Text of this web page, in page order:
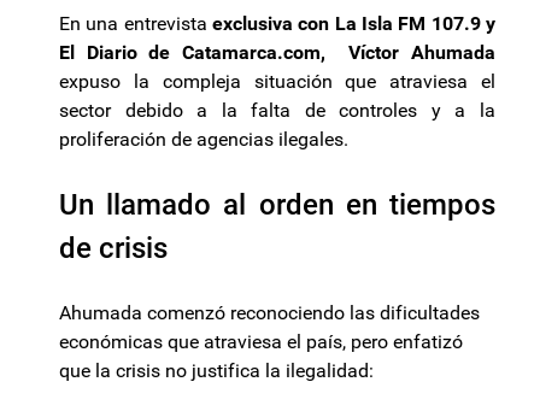
En una entrevista exclusiva con La Isla FM 107.9 y
El Diario de Catamarca.com, Víctor Ahumada
expuso la compleja situación que atraviesa el
sector debido a la falta de controles y a la
proliferación de agencias ilegales.
Un llamado al orden en tiempos
de crisis
Ahumada comenzó reconociendo las dificultades
económicas que atraviesa el país, pero enfatizó
que la crisis no justifica la ilegalidad: